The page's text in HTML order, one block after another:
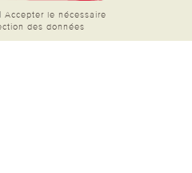
de
Produits à découvrir en
| Accepter le nécessaire
des données